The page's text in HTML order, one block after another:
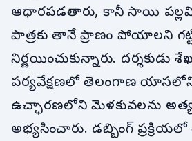
ఆధారపడతారు, కానీ సాయి
పాత్రకు తానే ప్రాణం పోయాలని
నిర్ణయించుకున్నారు. దర్శకుడు
పర్యవేక్షణలో తెలంగాణ
ఉచ్ఛారణలోని మెళకువలను
అభ్యసించారు. డబ్బింగ్